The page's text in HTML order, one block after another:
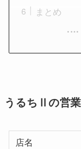
まとめ
うるちⅡの営
店名